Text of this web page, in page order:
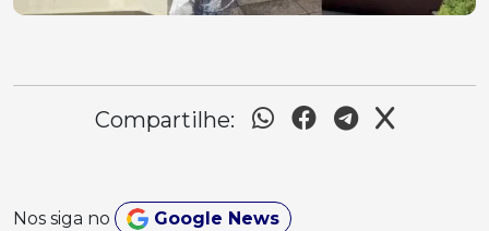
Compartilhe:
Nos siga no Google News